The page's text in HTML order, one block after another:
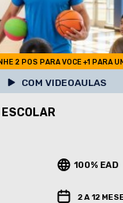
2 POS PARA VOCE +1 PARA
COM VIDEOAULAS
100% EAD
2 A 12